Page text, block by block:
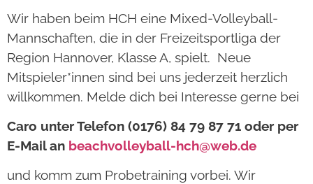
Wir haben beim HCH eine Mixed-Volleyball-
Mannschaften, die in der Freizeitsportliga der
Region Hannover, Klasse A, spielt. Neue
Mitspieler*innen sind bei uns jederzeit herzlich
willkommen. Melde dich bei Interesse gerne bei
Caro unter Telefon (0176) 84 79 87 71 oder per
E-Mail an beachvolleyball-hch@web.de
und komm zum Probetraining vorbei. Wir